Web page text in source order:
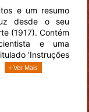
e um resumo
desde o seu
(1917). Contém
e uma
'Instruções
+ Ver Mais